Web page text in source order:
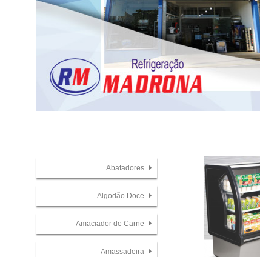
Abafadores
Algodão Doce
Amaciador de Carne
Amassadeira